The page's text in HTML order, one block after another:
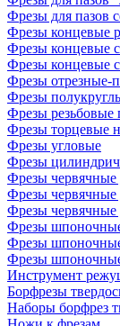
Фрезы для пазов
Фрезы концевые
Фрезы концевые
Фрезы концевые
Фрезы отрезные-
Фрезы
Фрезы резьбовые
Фрезы торцевые
Фрезы угловые
Фрезы
Фрезы червячные
Фрезы червячные
Фрезы
Фрезы
Фрезы
Фрезы
Инструмент
Борфрезы
Наборы борфрез